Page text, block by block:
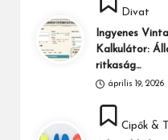
Divat
Ingyenes
Kalkulátor:
ritkaság…
április 19, 2026
Posted
in
Cipők &